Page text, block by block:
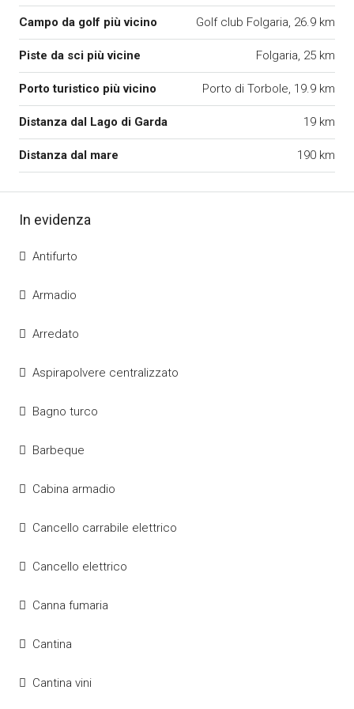
Campo da golf più vicino Golf club Folgaria, 26.9 km
Piste da sci più vicine Folgaria, 25 km
Porto turistico più vicino Porto di Torbole, 19.9 km
Distanza dal Lago di Garda 19 km
Distanza dal mare 190 km
In evidenza
Antifurto
Armadio
Arredato
Aspirapolvere centralizzato
Bagno turco
Barbeque
Cabina armadio
Cancello carrabile elettrico
Cancello elettrico
Canna fumaria
Cantina
Cantina vini